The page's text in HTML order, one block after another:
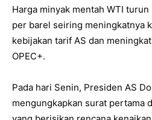
Harga minyak mentah WTI
per barel seiring meningkatnya
kebijakan tarif AS dan
OPEC+.
Pada hari Senin, Presiden AS
mengungkapkan surat pertama